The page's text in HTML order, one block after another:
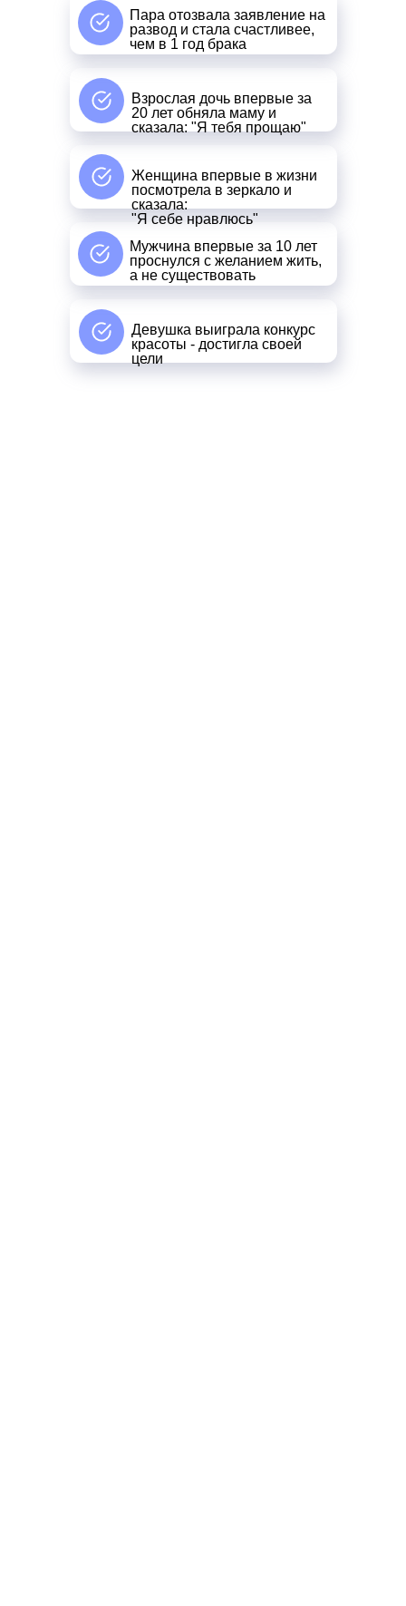
Девушка выиграла конкурс
красоты - достигла своей
цели
Мужчина впервые за 10 лет
проснулся с желанием жить,
а не существовать
Женщина впервые в жизни
посмотрела в зеркало и
сказала:
"Я себе нравлюсь"
Взрослая дочь впервые за
20 лет обняла маму и
сказала: "Я тебя прощаю"
Пара отозвала заявление на
развод и стала счастливее,
чем в 1 год брака